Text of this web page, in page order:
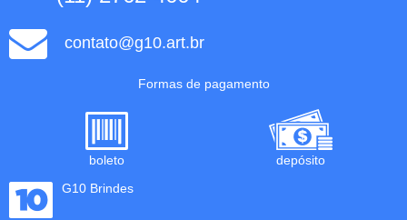
contato@g10.art.br
Formas de pagamento
boleto
depósito
G10 Brindes